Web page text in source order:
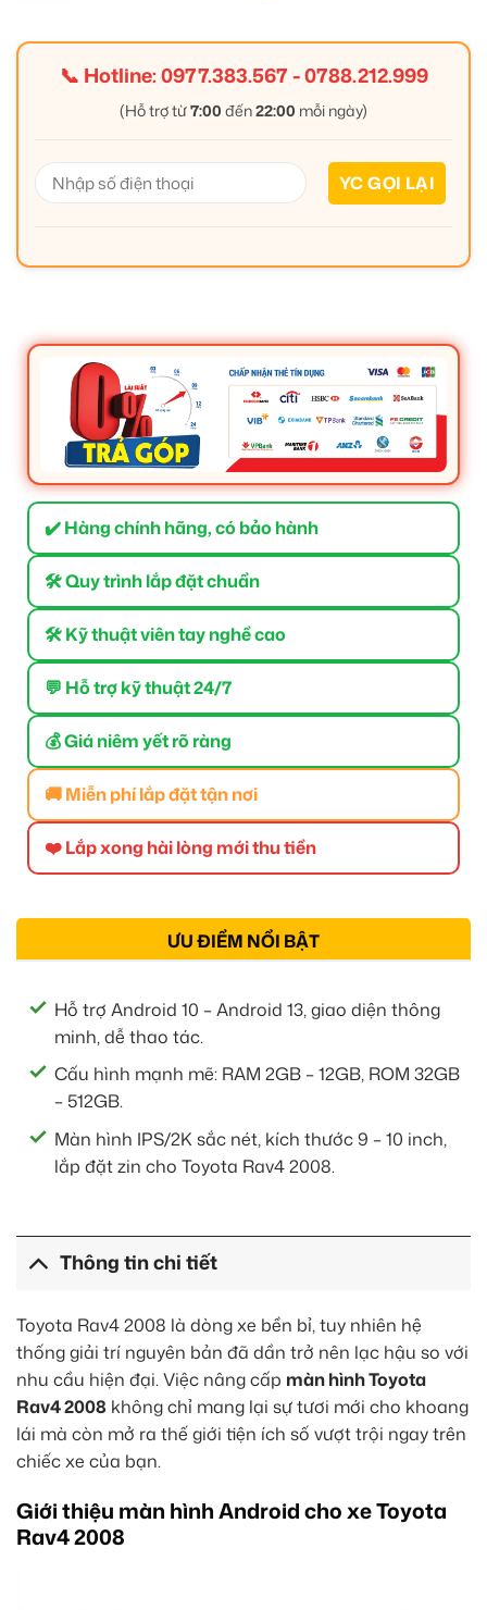
📞 Hotline:0977.383.567-0788.212.999
(Hỗ trợ từ7:00 đến22:00 mỗi ngày)
✔️ Hàng chính hãng, có bảo hành
🛠 Quy trình lắp đặt chuẩn
🛠 Kỹ thuật viên tay nghề cao
💬 Hỗ trợ kỹ thuật 24/7
💰 Giá niêm yết rõ ràng
🚚 Miễn phí lắp đặt tận nơi
❤️ Lắp xong hài lòng mới thu tiền
ƯU ĐIỂM NỔI BẬT
Hỗ trợ Android 10 – Android 13, giao diện thông
minh, dễ thao tác.
Cấu hình mạnh mẽ: RAM 2GB – 12GB, ROM 32GB
– 512GB.
Màn hình IPS/2K sắc nét, kích thước 9 – 10 inch,
lắp đặt zin cho Toyota Rav4 2008.
Thông tin chi tiết
Toyota Rav4 2008 là dòng xe bền bỉ, tuy nhiên hệ
thống giải trí nguyên bản đã dần trở nên lạc hậu so với
nhu cầu hiện đại. Việc nâng cấp màn hình Toyota
Rav4 2008 không chỉ mang lại sự tươi mới cho khoang
lái mà còn mở ra thế giới tiện ích số vượt trội ngay trên
chiếc xe của bạn.
Giới thiệu màn hình Android cho xe Toyota
Rav4 2008